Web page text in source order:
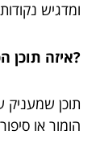
ומדגיש
?איזה תוכן
תוכן שמעניק
הומור או